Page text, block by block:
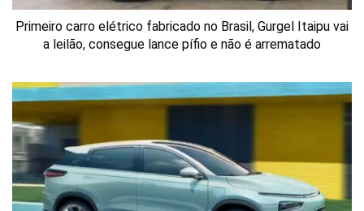
Primeiro carro elétrico fabricado no Brasil, Gurgel Itaipu vai
a leilão, consegue lance pífio e não é arrematado